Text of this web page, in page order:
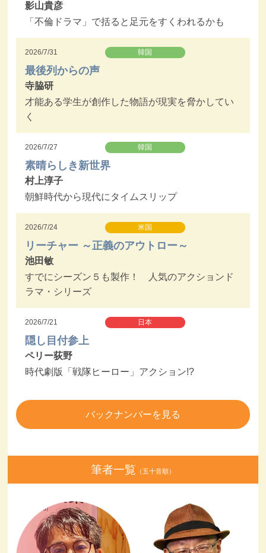
影山貴彦
「不倫ドラマ」で括ると足元をすくわれるかも
2026/7/31 韓国
最後列からの声
寺脇研
才能ある学生が創作した物語が現実を脅かしてい
く
2026/7/27 韓国
素晴らしき新世界
村上淳子
朝鮮時代から現代にタイムスリップ
2026/7/24 米国
リーチャー ～正義のアウトロー～
池田敏
すでにシーズン５も製作！ 人気のアクションド
ラマ・シリーズ
2026/7/21 日本
隠し目付参上
ペリー荻野
時代劇版「戦隊ヒーロー」アクション!?
バックナンバーを見る
筆者一覧 （五十音順）